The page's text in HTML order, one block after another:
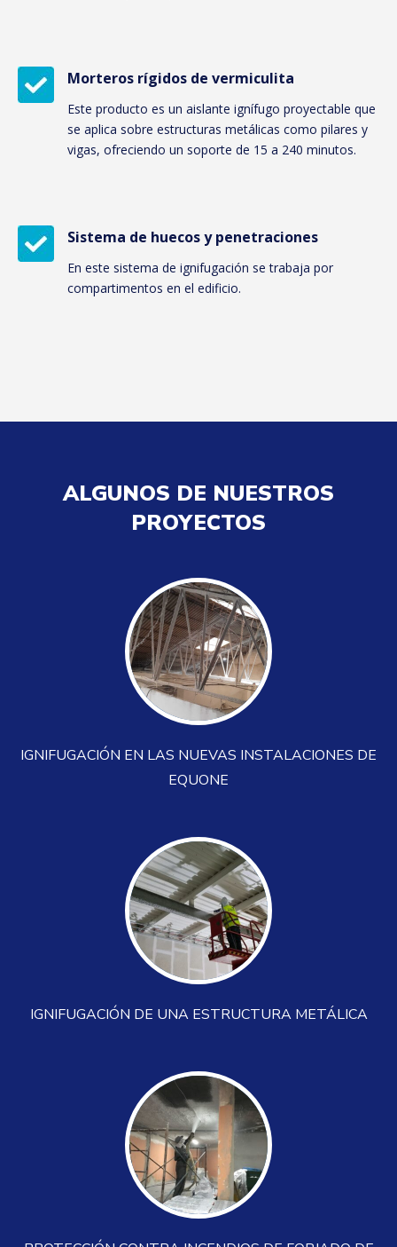
Morteros rígidos de vermiculita
Este producto es un aislante ignífugo proyectable que
se aplica sobre estructuras metálicas como pilares y
vigas, ofreciendo un soporte de 15 a 240 minutos.
Sistema de huecos y penetraciones
En este sistema de ignifugación se trabaja por
compartimentos en el edificio.
ALGUNOS DE NUESTROS
PROYECTOS
IGNIFUGACIÓN EN LAS NUEVAS INSTALACIONES DE
EQUONE
IGNIFUGACIÓN DE UNA ESTRUCTURA METÁLICA